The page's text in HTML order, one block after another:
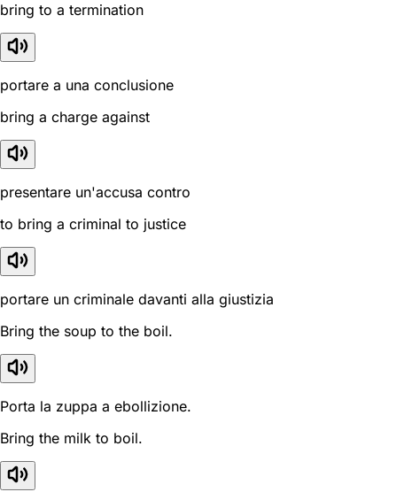
bring to a termination
portare a una conclusione
bring a charge against
presentare un'accusa contro
to bring a criminal to justice
portare un criminale davanti alla giustizia
Bring the soup to the boil.
Porta la zuppa a ebollizione.
Bring the milk to boil.